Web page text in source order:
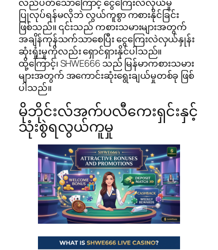
လည်ပတ်သောကြောင့် ငွေကြေးလဲလှယ်မှု
ပြုလုပ်ရန်မလိုဘဲ လွယ်ကူစွာ ကစားနိုင်ခြင်း
ဖြစ်သည်။ ၎င်းသည် ကစားသမားများအတွက်
အချိန်ကုန်သက်သာစေပြီး ငွေကြေးလဲလှယ်နှုန်း
ဆုံးရှုံးမှုကိုလည်း ရှောင်ရှားနိုင်ပါသည်။
ထို့ကြောင့်၊ SHWE666 သည် မြန်မာကစားသမား
များအတွက် အကောင်းဆုံးရွေးချယ်မှုတစ်ခု ဖြစ်
ပါသည်။
မိုဘိုင်းလ်အက်ပလီကေးရှင်းနှင့်
သုံးစွဲရလွယ်ကူမှု